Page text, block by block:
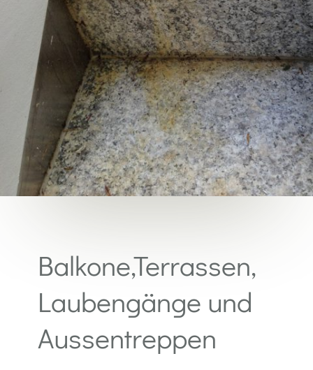
Balkone,Terrassen,
Laubengänge und
Aussentreppen